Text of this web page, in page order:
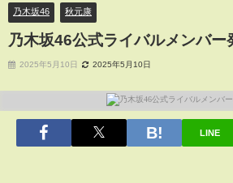
乃木坂46 秋元康
乃木坂46公式ライバルメンバー
2025年5月10日 2025年5月10日
LINE